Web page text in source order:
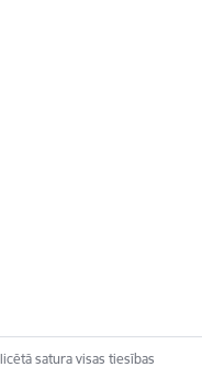
satura visas tiesības